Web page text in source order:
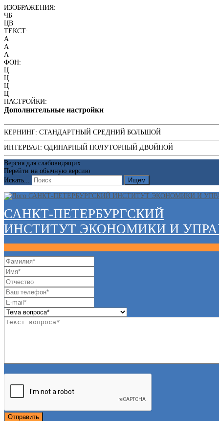
ИЗОБРАЖЕНИЯ:
ЧБ
ЦВ
ТЕКСТ:
A
A
A
ФОН:
Ц
Ц
Ц
Ц
НАСТРОЙКИ:
Дополнительные настройки
КЕРНИНГ: СТАНДАРТНЫЙ СРЕДНИЙ БОЛЬШОЙ
ИНТЕРВАЛ: ОДИНАРНЫЙ ПОЛУТОРНЫЙ ДВОЙНОЙ
Версия для слабовидящих
Перейти на обычную версию
Искать...
Ищем
САНКТ-ПЕТЕРБУРГСКИЙ
ИНСТИТУТ ЭКОНОМИКИ И
Отправить